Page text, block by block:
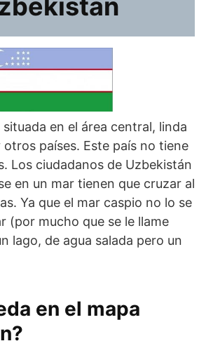
situada en el área central, linda
países. Este país no tiene
Los ciudadanos de Uzbekistán
en un mar tienen que cruzar al
Ya que el mar caspio no lo se
(por mucho que se le llame
lago, de agua salada pero un
en el mapa